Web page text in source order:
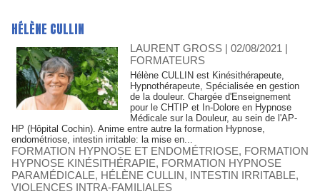
HÉLÈNE CULLIN
LAURENT GROSS | 02/08/2021 |
FORMATEURS
Hélène CULLIN est Kinésithérapeute,
Hypnothérapeute, Spécialisée en gestion
de la douleur. Chargée d'Enseignement
pour le CHTIP et In-Dolore en Hypnose
Médicale sur la Douleur, au sein de l'AP-
HP (Hôpital Cochin). Anime entre autre la formation Hypnose,
endométriose, intestin irritable: la mise en...
FORMATION HYPNOSE ET ENDOMÉTRIOSE, FORMATION
HYPNOSE KINÉSITHÉRAPIE, FORMATION HYPNOSE
PARAMÉDICALE, HÉLÈNE CULLIN, INTESTIN IRRITABLE,
VIOLENCES INTRA-FAMILIALES